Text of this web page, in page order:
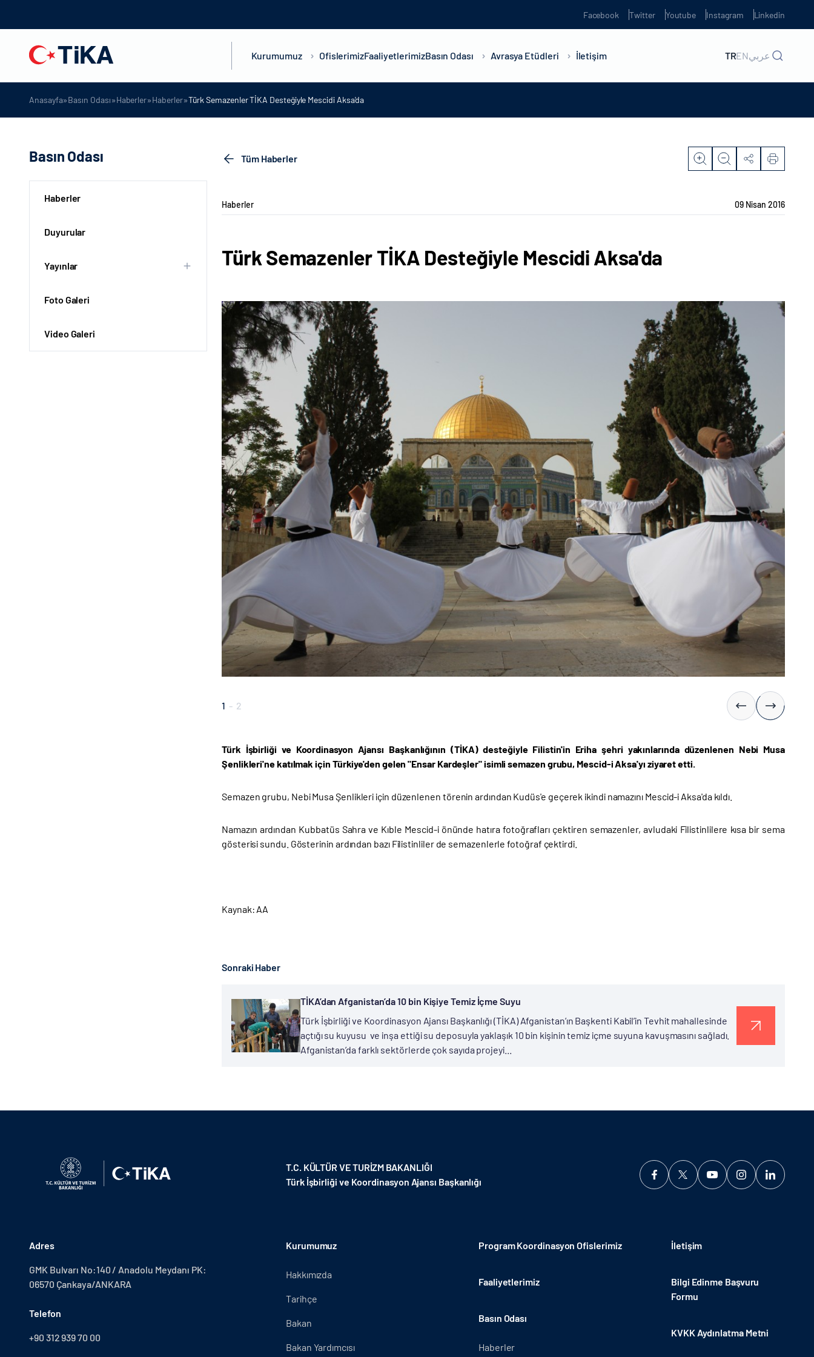
Facebook Twitter Youtube Instagram Linkedin
Kurumumuz OfislerimizFaaliyetlerimizBasın Odası Avrasya Etüdleri İletişim TRENعربي
Anasayfa»Basın Odası»Haberler»Haberler»Türk Semazenler TİKA Desteğiyle Mescidi Aksa'da
Basın Odası
Haberler
Duyurular
Yayınlar
Foto Galeri
Video Galeri
Tüm Haberler
Haberler 09 Nisan 2016
Türk Semazenler TİKA Desteğiyle Mescidi Aksa'da
1 - 2
Türk İşbirliği ve Koordinasyon Ajansı Başkanlığının (TİKA) desteğiyle Filistin'in Eriha şehri yakınlarında düzenlenen Nebi Musa
Şenlikleri'ne katılmak için Türkiye'den gelen "Ensar Kardeşler" isimli semazen grubu, Mescid-i Aksa'yı ziyaret etti.
Semazen grubu, Nebi Musa Şenlikleri için düzenlenen törenin ardından Kudüs'e geçerek ikindi namazını Mescid-i Aksa'da kıldı.
Namazın ardından Kubbatüs Sahra ve Kıble Mescid-i önünde hatıra fotoğrafları çektiren semazenler, avludaki Filistinlilere kısa bir sema
gösterisi sundu. Gösterinin ardından bazı Filistinliler de semazenlerle fotoğraf çektirdi.
Kaynak: AA
Sonraki Haber
TİKA’dan Afganistan’da 10 bin Kişiye Temiz İçme Suyu
Türk İşbirliği ve Koordinasyon Ajansı Başkanlığı (TİKA) Afganistan’ın Başkenti Kabil’in Tevhit mahallesinde
açtığı su kuyusu ve inşa ettiği su deposuyla yaklaşık 10 bin kişinin temiz içme suyuna kavuşmasını sağladı.
Afganistan’da farklı sektörlerde çok sayıda projeyi...
T.C. KÜLTÜR VE TURİZM BAKANLIĞI
Türk İşbirliği ve Koordinasyon Ajansı Başkanlığı
Adres
GMK Bulvarı No:140 / Anadolu Meydanı PK:
06570 Çankaya/ANKARA
Telefon
+90 312 939 70 00
Kurumumuz
Hakkımızda
Tarihçe
Bakan
Bakan Yardımcısı
Program Koordinasyon Ofislerimiz
Faaliyetlerimiz
Basın Odası
Haberler
İletişim
Bilgi Edinme Başvuru
Formu
KVKK Aydınlatma Metni